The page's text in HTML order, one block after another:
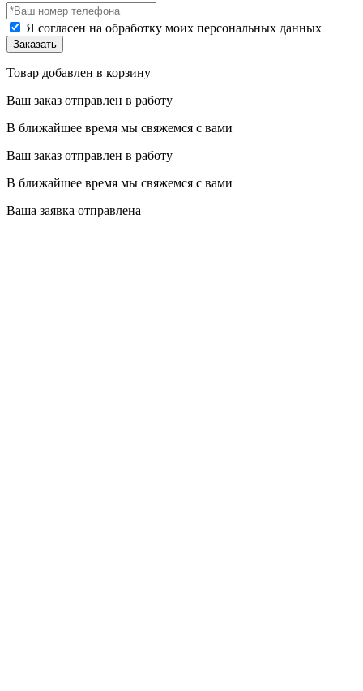
Я согласен на обработку моих персональных данных
Товар добавлен в корзину
Ваш заказ отправлен в работу
В ближайшее время мы свяжемся с вами
Ваш заказ отправлен в работу
В ближайшее время мы свяжемся с вами
Ваша заявка отправлена